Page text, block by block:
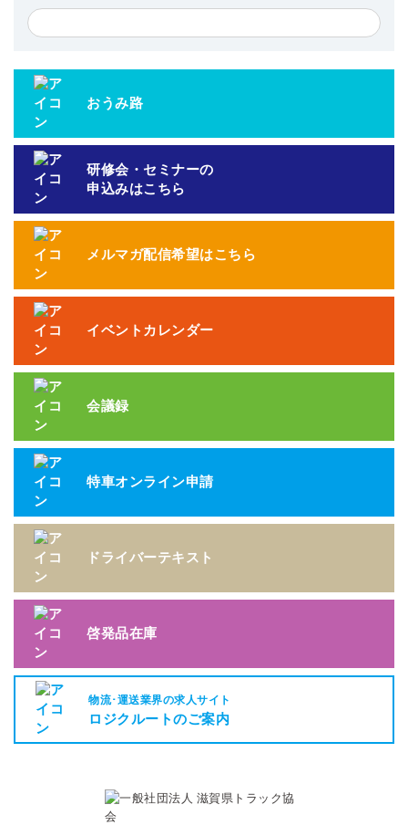
おうみ路
研修会・セミナーの
申込みはこちら
メルマガ配信希望はこちら
イベントカレンダー
会議録
特車オンライン申請
ドライバーテキスト
啓発品在庫
物流･運送業界の求人サイト
ロジクルートのご案内